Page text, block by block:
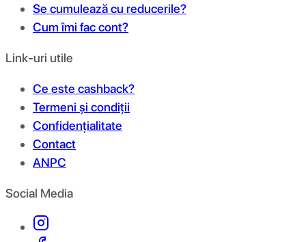
Se cumulează cu reducerile?
Cum îmi fac cont?
Link-uri utile
Ce este cashback?
Termeni și condiții
Confidențialitate
Contact
ANPC
Social Media